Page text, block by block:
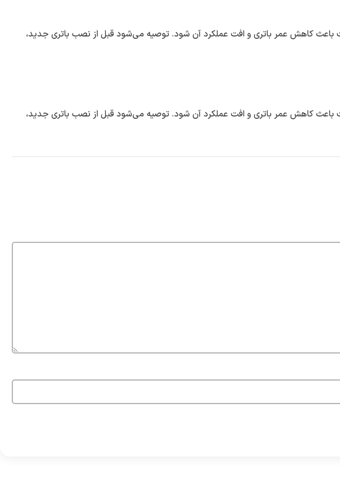
باعث کاهش عمر باتری و افت عملکرد آن شود. توصیه می‌شود قبل از نصب باتری جدید،
باعث کاهش عمر باتری و افت عملکرد آن شود. توصیه می‌شود قبل از نصب باتری جدید،